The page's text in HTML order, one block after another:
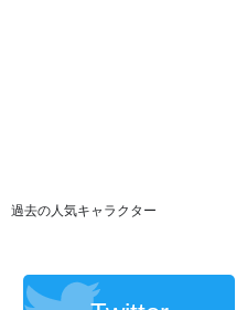
過去の人気キャラクター